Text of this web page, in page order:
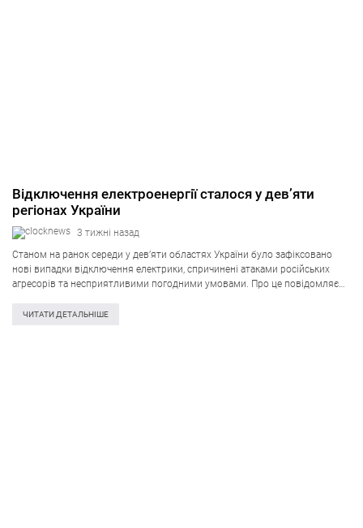
Відключення електроенергії сталося у дев’яти
регіонах України
3 тижні назад
Станом на ранок середи у дев’яти областях України було зафіксовано
нові випадки відключення електрики, спричинені атаками російських
агресорів та несприятливими погодними умовами. Про це повідомляє
відключення у Дніпропетровській,…
ЧИТАТИ ДЕТАЛЬНІШЕ